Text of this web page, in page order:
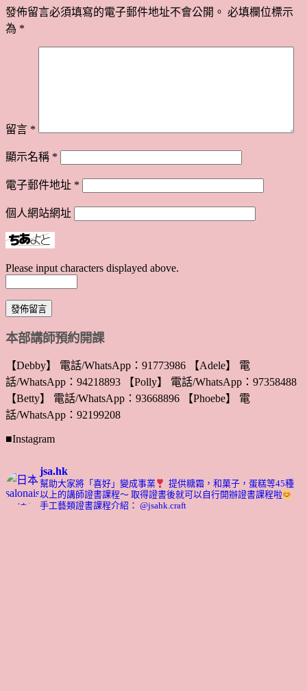
發佈留言必須填寫的電子郵件地址不會公開。 必填欄位標示
為 *
留言 *
顯示名稱 *
電子郵件地址 *
個人網站網址
Please input characters displayed above.
本部講師預約開課
【Debby】 電話/WhatsApp：91773986 【Adele】 電
話/WhatsApp：94218893 【Polly】 電話/WhatsApp：97358488
【Betty】 電話/WhatsApp：93668896 【Phoebe】 電
話/WhatsApp：92199208
■Instagram
jsa.hk
幫助大家將「喜好」變成事業
提供糖霜，和菓子，蛋糕等45種
以上的講師證書課程～ 取得證書後就可以自行開辦證書課程啦
手工藝類證書課程介紹： @jsahk.craft